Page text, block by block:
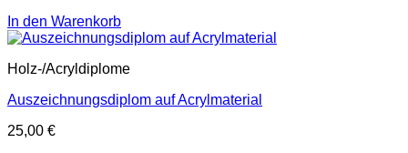
In den Warenkorb
Holz-/Acryldiplome
Auszeichnungsdiplom auf Acrylmaterial
25,00 €